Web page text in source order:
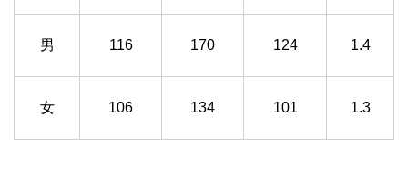
男 116 170 124 1.4
女 106 134 101 1.3